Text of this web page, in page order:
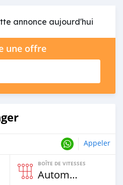
annonce aujourd'hui
une offre
Appeler
BOÎTE DE VITESSES
Automatique